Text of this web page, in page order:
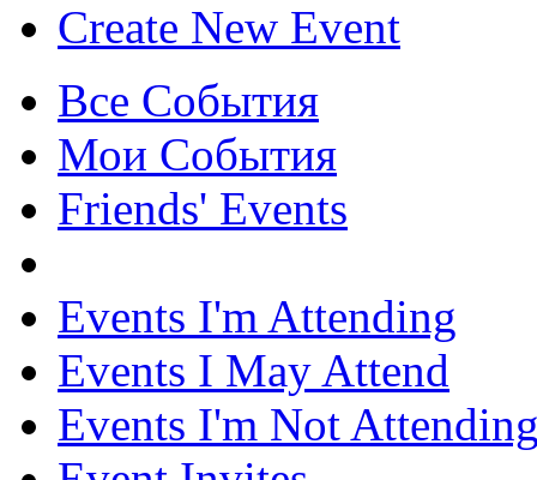
Create New Event
Все События
Мои События
Friends' Events
Events I'm Attending
Events I May Attend
Events I'm Not